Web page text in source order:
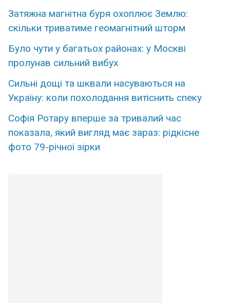
Затяжна магнітна буря охоплює Землю:
скільки триватиме геомагнітний шторм
Було чути у багатьох районах: у Москві
пролунав сильний вибух
Сильні дощі та шквали насуваються на
Україну: коли похолодання витіснить спеку
Софія Ротару вперше за тривалий час
показала, який вигляд має зараз: рідкісне
фото 79-річної зірки